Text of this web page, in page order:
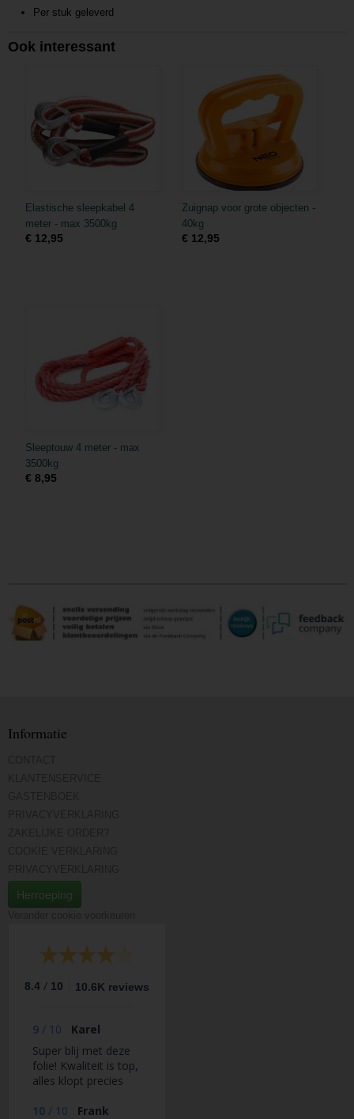
Per stuk geleverd
Ook interessant
Elastische sleepkabel 4
meter - max 3500kg
€ 12,95
Zuignap voor grote objecten -
40kg
€ 12,95
Sleeptouw 4 meter - max
3500kg
€ 8,95
Informatie
Herroeping
8.4 / 10 10.6K reviews
9 / 10
Karel
Super blij met deze
folie! Kwaliteit is top,
alles klopt precies
op de foto’s. Je kunt
10 / 10 Frank